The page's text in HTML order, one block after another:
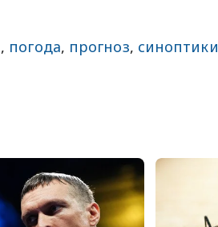
, погода, прогноз, синоптики